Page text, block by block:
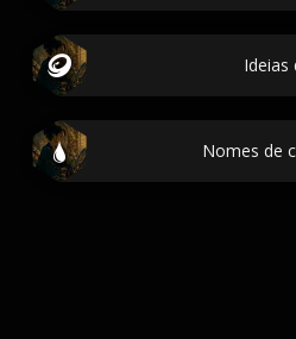
Ideias
Nomes de